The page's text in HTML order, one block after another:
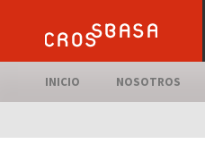
INICIO NOSOTROS